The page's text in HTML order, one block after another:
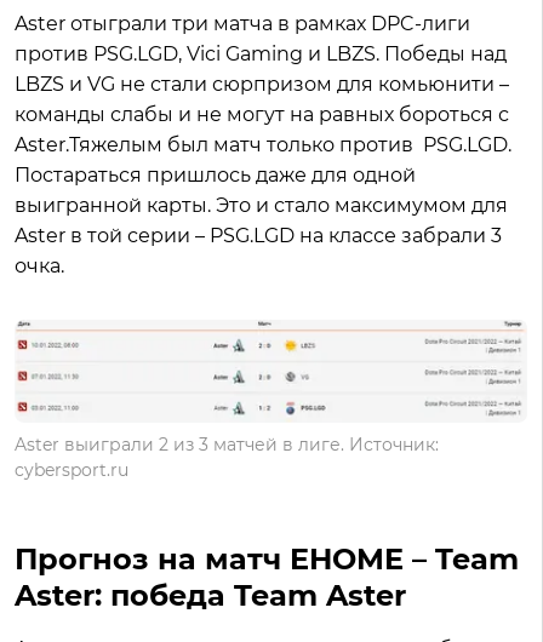
Aster отыграли три матча в рамках DPC-лиги
против PSG.LGD, Vici Gaming и LBZS. Победы над
LBZS и VG не стали сюрпризом для комьюнити –
команды слабы и не могут на равных бороться с
Aster.Тяжелым был матч только против PSG.LGD.
Постараться пришлось даже для одной
выигранной карты. Это и стало максимумом для
Aster в той серии – PSG.LGD на классе забрали 3
очка.
Aster выиграли 2 из 3 матчей в лиге. Источник:
cybersport.ru
Прогноз на матч EHOME – Team
Aster: победа Team Aster